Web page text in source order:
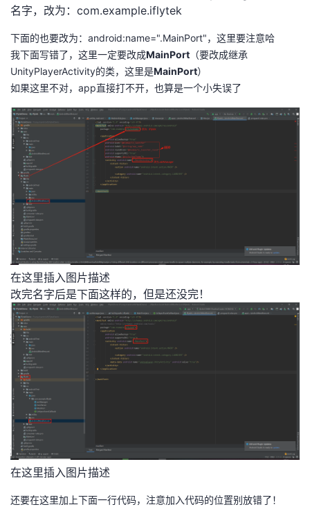
名字，改为：com.example.iflytek
下面的也要改为：android:name=".MainPort"，这里要注意哈
我下面写错了，这里一定要改成MainPort （要改成继承
UnityPlayerActivity的类，这里是MainPort）
如果这里不对，app直接打不开，也算是一个小失误了
在这里插入图片描述
改完名字后是下面这样的，但是还没完！
在这里插入图片描述
还要在这里加上下面一行代码，注意加入代码的位置别放错了！